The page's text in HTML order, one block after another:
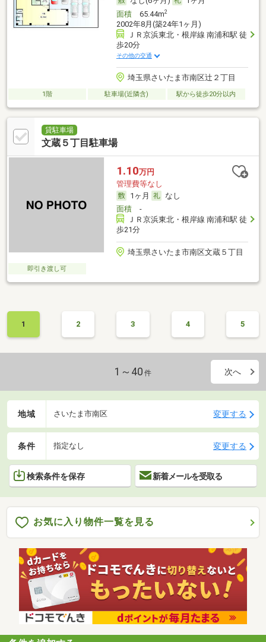
面積65.44m2
2002年8月(築24年1ヶ月)
ＪＲ京浜東北・根岸線 南浦和駅 徒
歩20分
その他の交通
埼玉県さいたま市南区辻２丁目
1階 駐車場(近隣含) 駅から徒歩20分以内
貸駐車場
文蔵５丁目駐車場
1.10万円
管理費等なし
1ヶ月
なし
面積-
ＪＲ京浜東北・根岸線 南浦和駅 徒
歩21分
埼玉県さいたま市南区文蔵５丁目
即引き渡し可
1 2 3 4 5
1～40 件 次へ
地域 さいたま市南区 変更する
条件 指定なし 変更する
検索条件を保存 新着メールを受取る
お気に入り物件一覧を見る